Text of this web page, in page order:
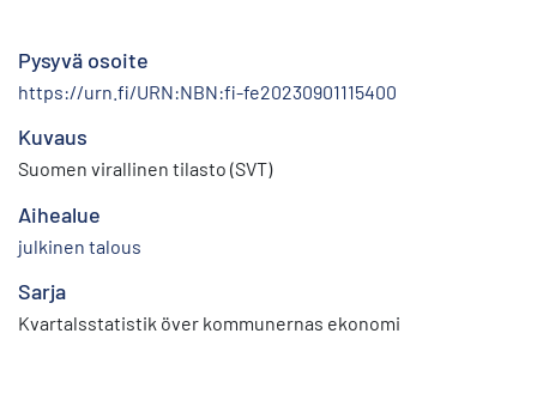
Pysyvä osoite
https://urn.fi/URN:NBN:fi-fe20230901115400
Kuvaus
Suomen virallinen tilasto (SVT)
Aihealue
julkinen talous
Sarja
Kvartalsstatistik över kommunernas ekonomi